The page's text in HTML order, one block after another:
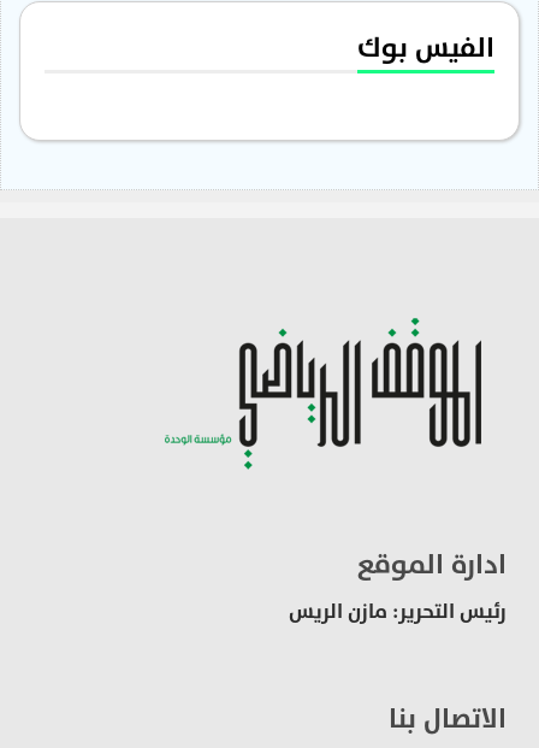
الفيس بوك
ادارة الموقع
رئيس التحرير: مازن الريس
الاتصال بنا